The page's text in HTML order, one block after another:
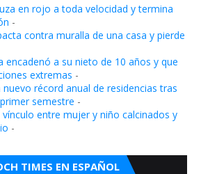
en rojo a toda velocidad y termina
-
contra muralla de una casa y pierde
encadenó a su nieto de 10 años y que
extremas -
récord anual de residencias tras
semestre -
entre mujer y niño calcinados y
-
TIMES EN ESPAÑOL